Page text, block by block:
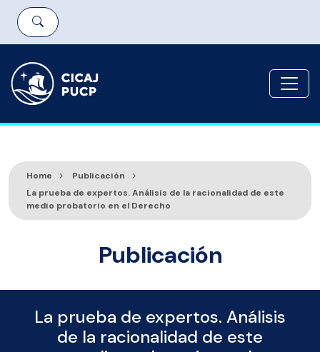
Home
Publicación
La prueba de expertos. Análisis de la racionalidad de este
medio probatorio en el Derecho
Publicación
La prueba de expertos. Análisis
de la racionalidad de este